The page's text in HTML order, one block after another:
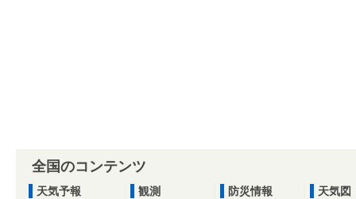
全国のコンテンツ
天気予報
観測
防災情報
天気図